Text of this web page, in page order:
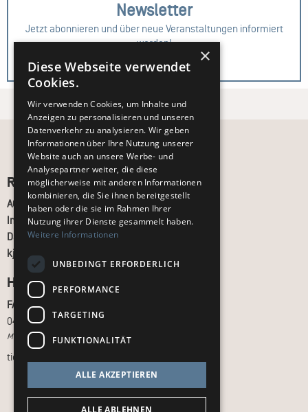
Newsletter
Jetzt abonnieren und über neue Veranstaltungen informiert
werden!
Zur Anmeldung
Recht und Ordnung
AGB
Impressum
Datenschutz
kj.de
Hilfe & Support
FAQ
040 - 413 22 60
Montag bis Freitag, 10:00 bis 18:00 Uhr
tickets@kj.de
×
Diese Webseite verwendet
Cookies.
Wir verwenden Cookies, um Inhalte und
Anzeigen zu personalisieren und unseren
Datenverkehr zu analysieren. Wir geben
Informationen über Ihre Nutzung unserer
Website auch an unsere Werbe- und
Analysepartner weiter, die diese
möglicherweise mit anderen Informationen
kombinieren, die Sie ihnen bereitgestellt
haben oder die sie im Rahmen Ihrer
Nutzung ihrer Dienste gesammelt haben.
Weitere Informationen
UNBEDINGT ERFORDERLICH
PERFORMANCE
TARGETING
FUNKTIONALITÄT
ALLE AKZEPTIEREN
ALLE ABLEHNEN